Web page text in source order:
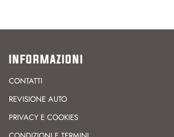
INFORMAZIONI
CONTATTI
REVISIONE AUTO
PRIVACY E COOKIES